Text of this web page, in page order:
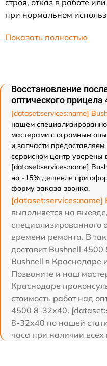
строя, отказ в работе
при нормальном
Показать полностью
Восстановление
оптического прицела
[dataset:services:name]
нашем
мастерами с огромным
и запчасти
сервисном центр уверены
[dataset:services:name]
на -15% дешевле при
форму заказа звонка.
выполняется на
специализированного
времени ремонта. В
доставит Bushnell
Bushnell в Краснодаре
Позвоните и наш
Краснодаре
стоимость работ над
4500 8-32x40.
8-32x40 по нашей
часа при наличии